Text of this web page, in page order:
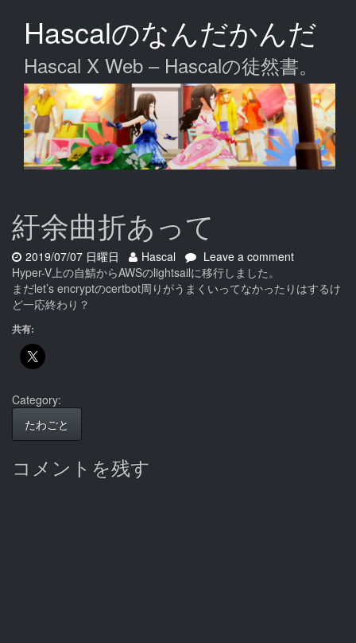
main
content
Hascalのなんだかんだ
Hascal X Web – Hascalの徒然書。
紆余曲折あって
Date:
2019/07/07 日曜日 Author:
Hascal Leave a commenton
余
Hyper-V上の自鯖からAWSのlightsailに移行しました。
まだlet’s encryptのcertbot周りがうまくいってなかったりはするけ
ど一応終わり？
共有:
Category:
たわごと
コメントを残す